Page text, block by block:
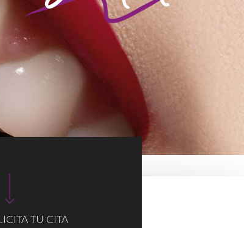
TU CITA